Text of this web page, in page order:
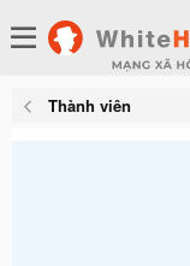
Thành viên